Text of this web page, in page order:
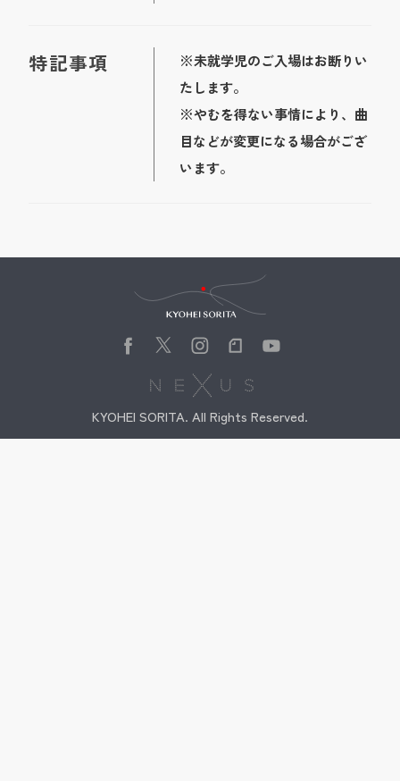
特記事項
※未就学児のご入場はお断りい
たします。
※やむを得ない事情により、曲
目などが変更になる場合がござ
います。
KYOHEI SORITA. All Rights Reserved.